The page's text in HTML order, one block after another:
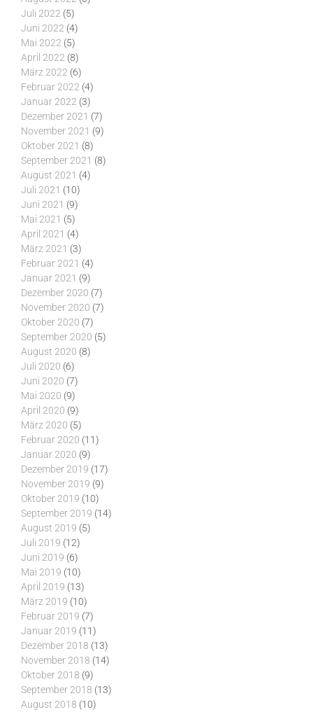
Juli 2022 (5)
Juni 2022 (4)
Mai 2022 (5)
April 2022 (8)
März 2022 (6)
Februar 2022 (4)
Januar 2022 (3)
Dezember 2021 (7)
November 2021 (9)
Oktober 2021 (8)
September 2021 (8)
August 2021 (4)
Juli 2021 (10)
Juni 2021 (9)
Mai 2021 (5)
April 2021 (4)
März 2021 (3)
Februar 2021 (4)
Januar 2021 (9)
Dezember 2020 (7)
November 2020 (7)
Oktober 2020 (7)
September 2020 (5)
August 2020 (8)
Juli 2020 (6)
Juni 2020 (7)
Mai 2020 (9)
April 2020 (9)
März 2020 (5)
Februar 2020 (11)
Januar 2020 (9)
Dezember 2019 (17)
November 2019 (9)
Oktober 2019 (10)
September 2019 (14)
August 2019 (5)
Juli 2019 (12)
Juni 2019 (6)
Mai 2019 (10)
April 2019 (13)
März 2019 (10)
Februar 2019 (7)
Januar 2019 (11)
Dezember 2018 (13)
November 2018 (14)
Oktober 2018 (9)
September 2018 (13)
August 2018 (10)